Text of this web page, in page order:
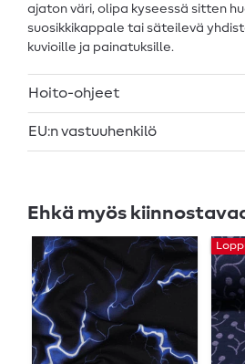
ajaton väri, olipa kyseessä sitten
suosikkikappale tai säteilevä
kuvioille ja painatuksille.
Hoito-ohjeet
EU:n vastuuhenkilö
Ehkä myös